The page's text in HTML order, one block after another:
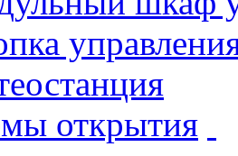
открытия